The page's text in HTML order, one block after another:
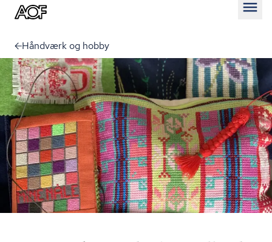
Håndværk og hobby